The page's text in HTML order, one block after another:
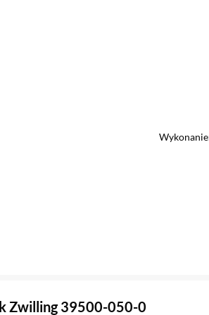
Wykonanie
Zwilling 39500-050-0